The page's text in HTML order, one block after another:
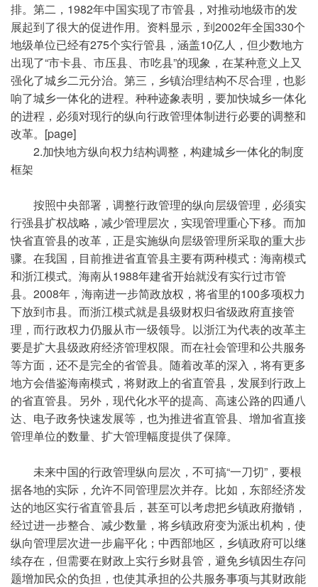
排。第二，1982年中国实现了市管县，对推动地级市的发
展起到了很大的促进作用。资料显示，到2002年全国330个
地级单位已经有275个实行管县，涵盖10亿人，但少数地方
出现了“市卡县、市压县、市吃县”的现象，在某种意义上又
强化了城乡二元分治。第三，乡镇治理结构不尽合理，也影
响了城乡一体化的进程。种种迹象表明，要加快城乡一体化
的进程，必须对现行的纵向行政管理体制进行必要的调整和
改革。[page]
2.加快地方纵向权力结构调整，构建城乡一体化的制度
框架
按照中央部署，调整行政管理的纵向层级管理，必须实
行强县扩权战略，减少管理层次，实现管理重心下移。而加
快省直管县的改革，正是实施纵向层级管理所采取的重大步
骤。在我国，目前推进省直管县主要有两种模式：海南模式
和浙江模式。海南从1988年建省开始就没有实行过市管
县。2008年，海南进一步简政放权，将省里的100多项权力
下放到市县。而浙江模式就是县级财权归省级政府直接管
理，而行政权力仍服从市一级领导。以浙江为代表的改革主
要是扩大县级政府经济管理权限。而在社会管理和公共服务
等方面，还不是完全的省管县。随着改革的深入，将有更多
地方会借鉴海南模式，将财政上的省直管县，发展到行政上
的省直管县。另外，现代化水平的提高、高速公路的四通八
达、电子政务快速发展等，也为推进省直管县、增加省直接
管理单位的数量、扩大管理幅度提供了保障。
未来中国的行政管理纵向层次，不可搞“一刀切”，要根
据各地的实际，允许不同管理层次并存。比如，东部经济发
达的地区实行省直管县后，甚至可以考虑把乡镇政府撤销，
经过进一步整合、减少数量，将乡镇政府变为派出机构，使
纵向管理层次进一步扁平化；中西部地区，乡镇政府可以继
续存在，但需要在财政上实行乡财县管，避免乡镇因生存问
题增加民众的负担，也使其承担的公共服务事项与其财政能